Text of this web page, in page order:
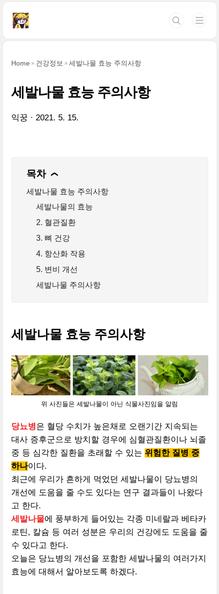
Home 건강정보 세발나물 효능 주의사항
세발나물 효능 주의사항
익꿍 2021. 5. 15.
목차 ❯
세발나물 효능 주의사항
세발나물의 효능
2. 혈관질환
3. 뼈 건강
4. 항산화 작용
5. 변비 개선
세발나물 주의사항
세발나물 효능 주의사항
위 사진들은 세발나물이 아닌 식물사진임을 알림
당뇨병은 혈당 수치가 높은채로 오랜기간 지속되는
대사 증후군으로 방치할 경우에 심혈관질환이나 뇌졸
중 등 심각한 질환을 초래할 수 있는 위험한 질병 중
하나이다.
최근에 우리가 흔하게 먹었던 세발나물이 당뇨병의
개선에 도움을 줄 수도 있다는 연구 결과들이 나왔다
고 한다.
세발나물에 풍부하게 들어있는 각종 미네랄과 베타카
로틴, 칼슘 등 여러 성분은 우리의 건강에도 도움을 줄
수 있다고 한다.
오늘은 당뇨병의 개선을 포함한 세발나물의 여러가지
효능에 대해서 알아보도록 하겠다.